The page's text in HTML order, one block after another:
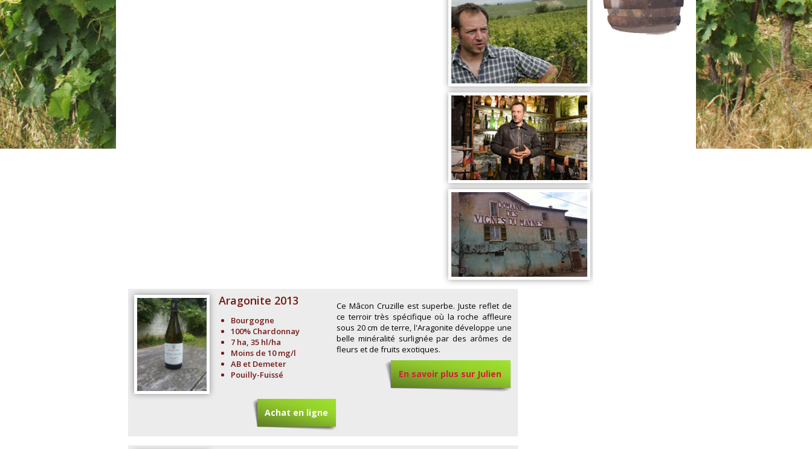
Aragonite 2013
Bourgogne
100% Chardonnay
7 ha, 35 hl/ha
Moins de 10 mg/l
AB et Demeter
Pouilly-Fuissé
Ce Mâcon Cruzille est superbe. Juste reflet de
ce terroir très spécifique où la roche affleure
sous 20 cm de terre, l'Aragonite développe une
belle minéralité surlignée par des arômes de
fleurs et de fruits exotiques.
En savoir plus sur Julien
Achat en ligne